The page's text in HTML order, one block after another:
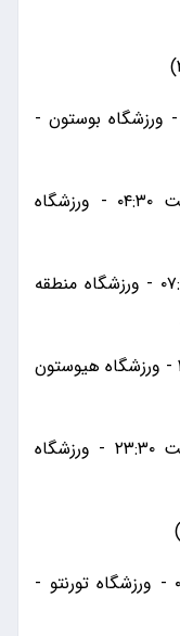
* عراق - نروژ (گروه I) - ساعت ۰۱:۳۰ - ورزشگاه بوستون -
* آرژانتین - الجزایر (گروه J) - ساعت ۰۴:۳۰ - ورزشگاه
* اتریش - اردن (گروه J) - ساعت ۰۷:۳۰ - ورزشگاه منطقه
* پرتغال - کنگو (گروه K) - ساعت ۲۰:۳۰ - ورزشگاه هیوستون
* انگلیس - کرواسی (گروه L) - ساعت ۲۳:۳۰ - ورزشگاه
* غنا - پاناما (گروه L) - ساعت ۰۲:۳۰ - ورزشگاه تورنتو -